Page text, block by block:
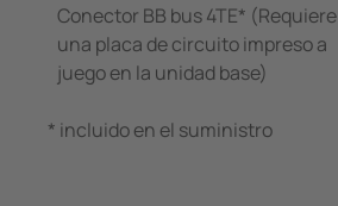
Conector BB bus 4TE* (Requiere
una placa de circuito impreso a
juego en la unidad base)
* incluido en el suministro